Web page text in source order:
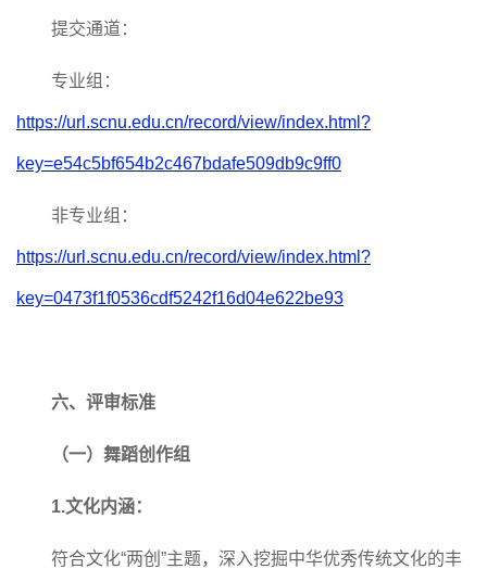
提交通道：
专业组：
https://url.scnu.edu.cn/record/view/index.html?
key=e54c5bf654b2c467bdafe509db9c9ff0
非专业组：
https://url.scnu.edu.cn/record/view/index.html?
key=0473f1f0536cdf5242f16d04e622be93
六、评审标准
（一）舞蹈创作组
1.文化内涵：
符合文化“两创”主题，深入挖掘中华优秀传统文化的丰